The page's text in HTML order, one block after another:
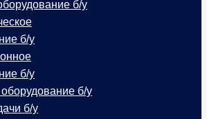
б/у
б/у
б/у
б/у
б/у